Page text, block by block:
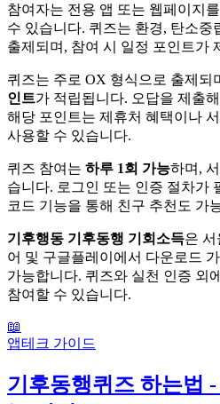
참여자는 전용 앱 또는 웹페이지
수 있습니다. 퀴즈는 환경, 탄소중
출제되며, 참여 시 일정 포인트가
퀴즈는 주로 OX 형식으로 출제되
인트가 적립됩니다. 오답을 제출
해당 포인트는 제휴처 혜택이나
사용할 수 있습니다.
퀴즈 참여는 하루 1회 가능하며,
습니다. 로그인 또는 인증 절차가
코드 기능을 통해 친구 추천도 가
기후행동 기후동행 기회소득은 서
어 및 구글플레이에서 다운로드
가능합니다. 퀴즈와 실천 인증 외
참여할 수 있습니다.
📖
앱테크 가이드
기후동행퀴즈 하는법